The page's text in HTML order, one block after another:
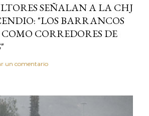
SEÑALAN A LA CHJ
"LOS BARRANCOS
CORREDORES DE
un comentario